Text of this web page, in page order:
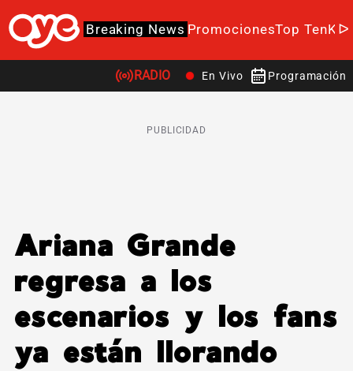
Breaking News PromocionesTop TenK-
RADIO En Vivo Programación
PUBLICIDAD
Ariana Grande
regresa a los
escenarios y los fans
ya están llorando